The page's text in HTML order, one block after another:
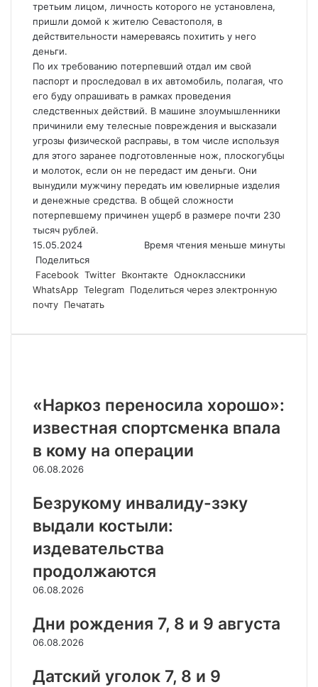
третьим лицом, личность которого не установлена,
пришли домой к жителю Севастополя, в
действительности намереваясь похитить у него
деньги.
По их требованию потерпевший отдал им свой
паспорт и проследовал в их автомобиль, полагая, что
его буду опрашивать в рамках проведения
следственных действий. В машине злоумышленники
причинили ему телесные повреждения и высказали
угрозы физической расправы, в том числе используя
для этого заранее подготовленные нож, плоскогубцы
и молоток, если он не передаст им деньги. Они
вынудили мужчину передать им ювелирные изделия
и денежные средства. В общей сложности
потерпевшему причинен ущерб в размере почти 230
тысяч рублей.
15.05.2024
Время чтения меньше минуты
Поделиться
Facebook Twitter Вконтакте Одноклассники
WhatsApp Telegram Поделиться через электронную
почту Печатать
«Наркоз переносила хорошо»:
известная спортсменка впала
в кому на операции
06.08.2026
Безрукому инвалиду-зэку
выдали костыли:
издевательства
продолжаются
06.08.2026
Дни рождения 7, 8 и 9 августа
06.08.2026
Датский уголок 7, 8 и 9